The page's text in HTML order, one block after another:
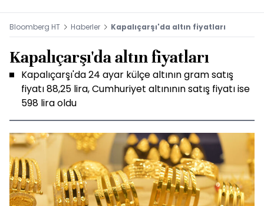
Bloomberg HT Haberler Kapalıçarşı'da altın fiyatları
Kapalıçarşı'da altın fiyatları
Kapalıçarşı'da 24 ayar külçe altının gram satış
fiyatı 88,25 lira, Cumhuriyet altınının satış fiyatı ise
598 lira oldu